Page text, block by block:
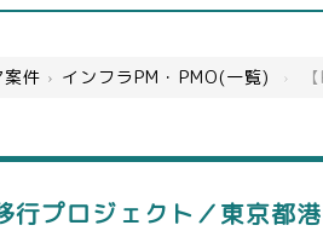
件 › インフラPM・PMO(一覧) ›
行プロジェクト／東京都